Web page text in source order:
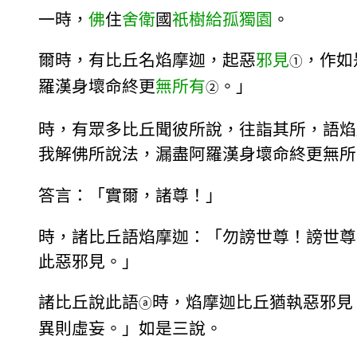
一時， 佛住舍衛國祇樹給孤獨園 。
爾時，有比丘名焰摩迦，起惡邪見① ，作
羅漢身壞命終更無所有② 。」
時，有眾多比丘聞彼所說，往詣其所，語
我解佛所說法，漏盡阿羅漢身壞命終更無
答言：「實爾，諸尊！」
時，諸比丘語焰摩迦：「勿謗世尊！謗世
此惡邪見。」
諸比丘說此語ⓐ 時，焰摩迦比丘猶執惡邪
異則虛妄。」如是三說。